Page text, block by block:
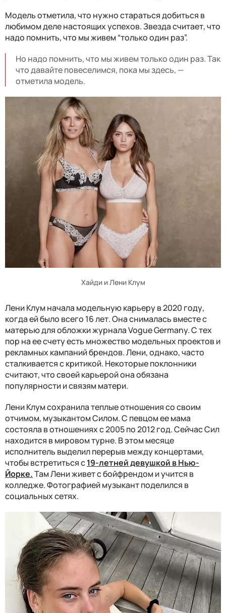
Модель отметила, что нужно стараться добиться в
любимом деле настоящих успехов. Звезда считает, что
надо помнить, что мы живем “только один раз”.
Но надо помнить, что мы живем только один раз. Так
что давайте повеселимся, пока мы здесь, —
отметила модель.
Хайди и Лени Клум
Лени Клум начала модельную карьеру в 2020 году,
когда ей было всего 16 лет. Она снималась вместе с
матерью для обложки журнала Vogue Germany. С тех
пор на ее счету есть множество модельных проектов и
рекламных кампаний брендов. Лени, однако, часто
сталкивается с критикой. Некоторые поклонники
считают, что своей карьерой она обязана
популярности и связям матери.
Лени Клум сохранила теплые отношения со своим
отчимом, музыкантом Силом. С певцом ее мама
состояла в отношениях с 2005 по 2012 год. Сейчас Сил
находится в мировом турне. В этом месяце
исполнитель выделил перерыв между концертами,
чтобы встретиться с19-летней девушкой в Нью-
Йорке.Там Лени живет с бойфрендом и учится в
колледже. Фотографией музыкант поделился в
социальных сетях.